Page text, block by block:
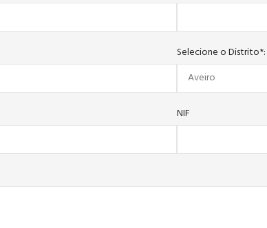
Selecione o Distrito*:
NIF